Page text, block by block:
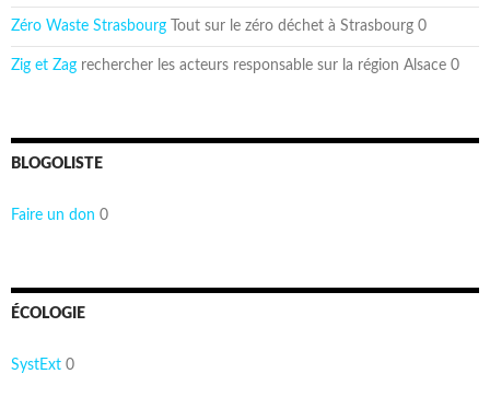
Zéro Waste Strasbourg Tout sur le zéro déchet à Strasbourg 0
Zig et Zag rechercher les acteurs responsable sur la région Alsace 0
BLOGOLISTE
Faire un don 0
ÉCOLOGIE
SystExt 0